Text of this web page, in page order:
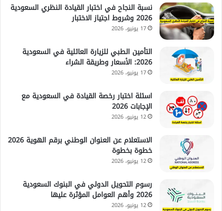
نسبة النجاح في اختبار القيادة النظري السعودية
2026 وشروط اجتياز الاختبار
17 يونيو، 2026
التأمين الطبي للزيارة العائلية في السعودية
2026: الأسعار وطريقة الشراء
17 يونيو، 2026
اسئلة اختبار رخصة القيادة في السعودية مع
الإجابات 2026
12 يونيو، 2026
الاستعلام عن العنوان الوطني برقم الهوية 2026
خطوة بخطوة
12 يونيو، 2026
رسوم التحويل الدولي في البنوك السعودية
2026 وأهم العوامل المؤثرة عليها
12 يونيو، 2026